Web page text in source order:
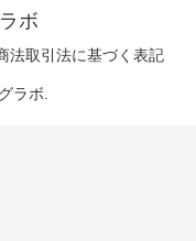
ボ
法取引法に基づく表記
ラボ.